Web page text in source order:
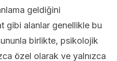
geldiğini
gibi alanlar genellikle bu
birlikte, psikolojik
özel olarak ve yalnızca